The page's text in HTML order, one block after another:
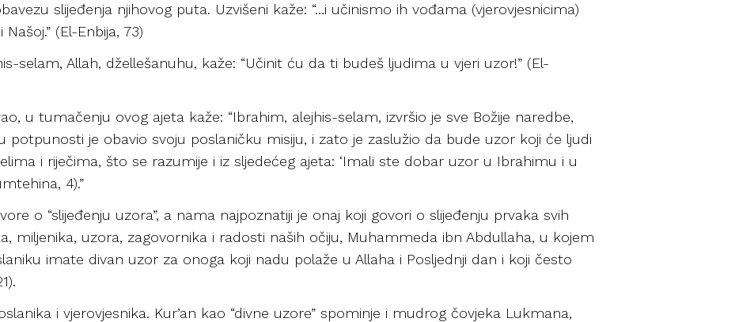
slijeđenja njihovog puta. Uzvišeni kaže: “…i učinismo ih vođama (vjerovjesnicima)
(El-Enbija, 73)
selam, Allah, džellešanuhu, kaže: “Učinit ću da ti budeš ljudima u vjeri uzor!” (El-
u tumačenju ovog ajeta kaže: “Ibrahim, alejhis-selam, izvršio je sve Božije naredbe,
potpunosti je obavio svoju poslaničku misiju, i zato je zaslužio da bude uzor koji će ljudi
i riječima, što se razumije i iz sljedećeg ajeta: ‘Imali ste dobar uzor u Ibrahimu i u
4).”
o “slijeđenju uzora”, a nama najpoznatiji je onaj koji govori o slijeđenju prvaka svih
miljenika, uzora, zagovornika i radosti naših očiju, Muhammeda ibn Abdullaha, u kojem
imate divan uzor za onoga koji nadu polaže u Allaha i Posljednji dan i koji često
i vjerovjesnika. Kur’an kao “divne uzore” spominje i mudrog čovjeka Lukmana,